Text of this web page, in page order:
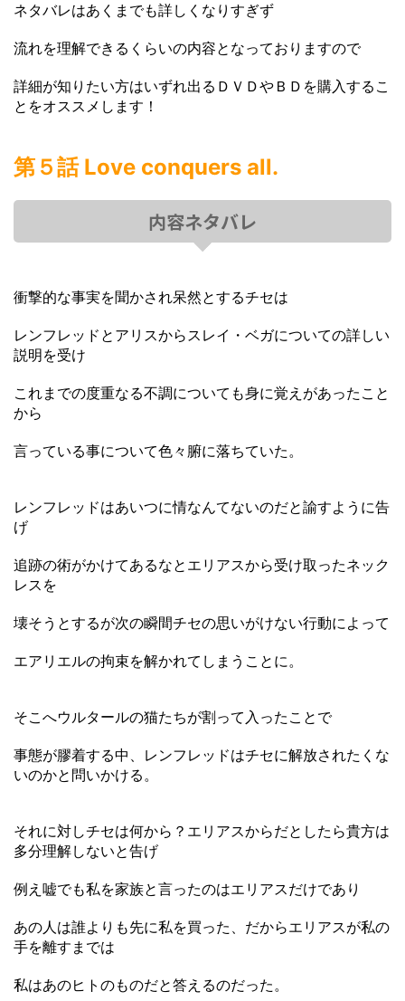
ネタバレはあくまでも詳しくなりすぎず
流れを理解できるくらいの内容となっておりますので
詳細が知りたい方はいずれ出るＤＶＤやＢＤを購入するこ
とをオススメします！
第５話 Love conquers all.
内容ネタバレ
衝撃的な事実を聞かされ呆然とするチセは
レンフレッドとアリスからスレイ・ベガについての詳しい
説明を受け
これまでの度重なる不調についても身に覚えがあったこと
から
言っている事について色々腑に落ちていた。
レンフレッドはあいつに情なんてないのだと諭すように告
げ
追跡の術がかけてあるなとエリアスから受け取ったネック
レスを
壊そうとするが次の瞬間チセの思いがけない行動によって
エアリエルの拘束を解かれてしまうことに。
そこへウルタールの猫たちが割って入ったことで
事態が膠着する中、レンフレッドはチセに解放されたくな
いのかと問いかける。
それに対しチセは何から？エリアスからだとしたら貴方は
多分理解しないと告げ
例え嘘でも私を家族と言ったのはエリアスだけであり
あの人は誰よりも先に私を買った、だからエリアスが私の
手を離すまでは
私はあのヒトのものだと答えるのだった。